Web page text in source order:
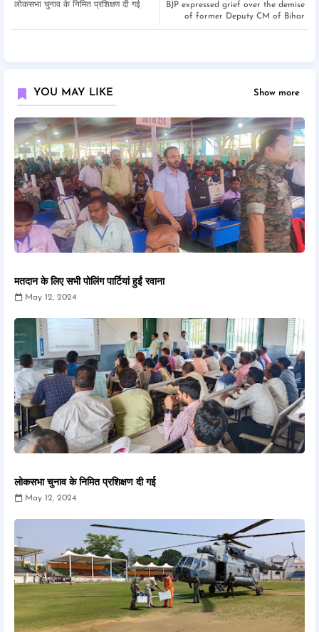
BJP expressed grief over the demise
of former Deputy CM of Bihar
लोकसभा चुनाव के निमित प्रशिक्षण दी गई
YOU MAY LIKE Show more
मतदान के लिए सभी पोलिंग पार्टियां हुईं रवाना
May 12, 2024
लोकसभा चुनाव के निमित प्रशिक्षण दी गई
May 12, 2024